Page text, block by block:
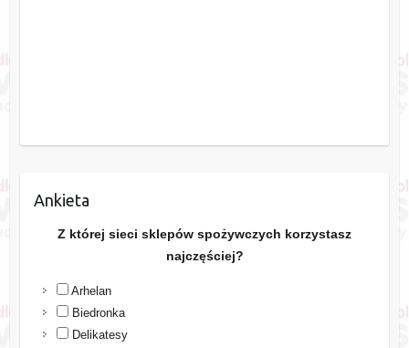
Ankieta
Z której sieci sklepów spożywczych korzystasz
najczęściej?
Arhelan
Biedronka
Delikatesy